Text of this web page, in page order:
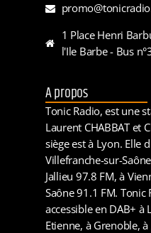
1 Place Henri
l'Ile Barbe - Bus
A propos
Tonic Radio, est une
Laurent CHABBAT et
siège est à Lyon. Elle
Villefranche-sur-
Jallieu 97.8 FM, à
Saône 91.1 FM. Tonic
accessible en DAB+ à
Etienne, à Grenoble,